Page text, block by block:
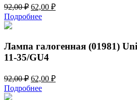
92,00₽ Первоначальная
цена
составляла
62,00 ₽Текущая
Подробнее
Лампа галогенная (01981)
11-35/GU4
92,00₽ Первоначальная
цена
составляла
62,00 ₽Текущая
Подробнее